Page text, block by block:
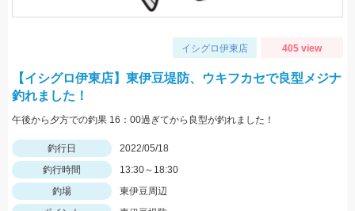
イシグロ伊東店 405 view
【イシグロ伊東店】東伊豆堤防、ウキフカセで良型メジナ
釣れました！
午後から夕方での釣果 16：00過ぎてから良型が釣れました！
釣行日
2022/05/18
釣行時間
13:30～18:30
釣場
東伊豆周辺